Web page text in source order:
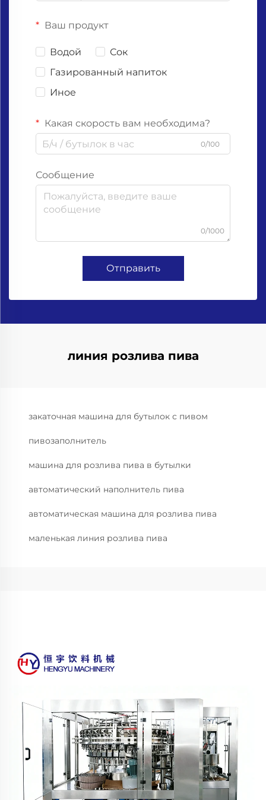
Ваш продукт
Водой
Сок
Газированный напиток
Иное
Какая скорость вам необходима?
0/100
Сообщение
0/1000
Отправить
линия розлива пива
закаточная машина для бутылок с пивом
пивозаполнитель
машина для розлива пива в бутылки
автоматический наполнитель пива
автоматическая машина для розлива пива
маленькая линия розлива пива